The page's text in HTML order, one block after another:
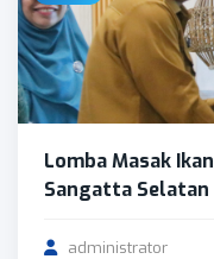
Lomba Masak
Sangatta Selatan
administrator